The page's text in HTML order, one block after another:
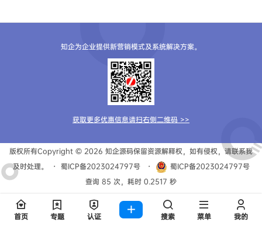
知企为企业提供新营销模式及系统解决方案。
获取更多优惠信息请扫右侧二维码 >>
版权所有Copyright © 2026 知企源码保留资源解释权，如有侵权，请联系我
及时处理。
・ 蜀ICP备2023024797号 ・
蜀ICP备2023024797号
查询 85 次，耗时 0.2517 秒
首页 专题 认证 搜索 菜单 我的